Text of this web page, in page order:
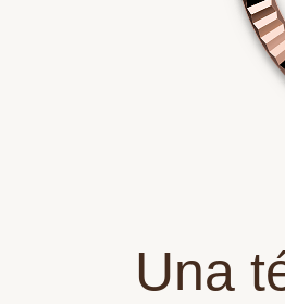
Una